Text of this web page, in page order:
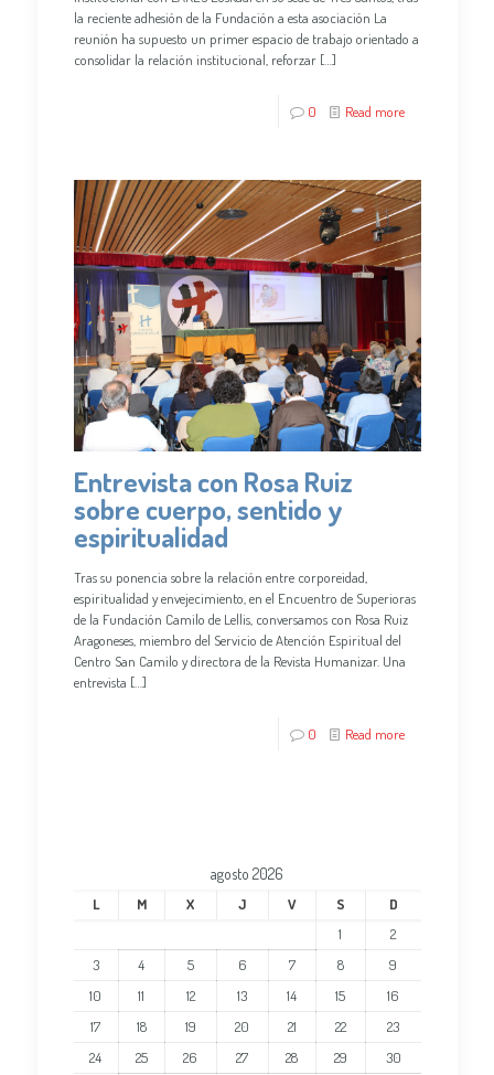
la reciente adhesión de la Fundación a esta asociación La
reunión ha supuesto un primer espacio de trabajo orientado a
consolidar la relación institucional, reforzar[…]
0 Read more
Entrevista con Rosa Ruiz
sobre cuerpo, sentido y
espiritualidad
Tras su ponencia sobre la relación entre corporeidad,
espiritualidad y envejecimiento, en el Encuentro de Superioras
de la Fundación Camilo de Lellis, conversamos con Rosa Ruiz
Aragoneses, miembro del Servicio de Atención Espiritual del
Centro San Camilo y directora de la Revista Humanizar. Una
entrevista […]
0 Read more
agosto 2026
L M X J V S
D
1
2
3
4 5 6 7 8
9
10
11 12 13 14 15
16
17
18 19 20 21 22
23
24
25 26 27 28 29
30